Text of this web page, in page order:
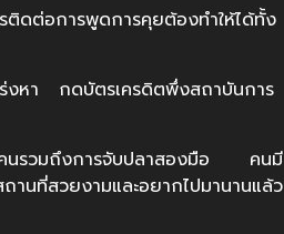
ดต่อการพูดการคุยต้องทำให้ได้ทั้ง
งหา กดบัตรเครดิตพึ่งสถาบันการ
นรวมถึงการจับปลาสองมือ คนมี
านที่สวยงามและอยากไปมานานแล้ว